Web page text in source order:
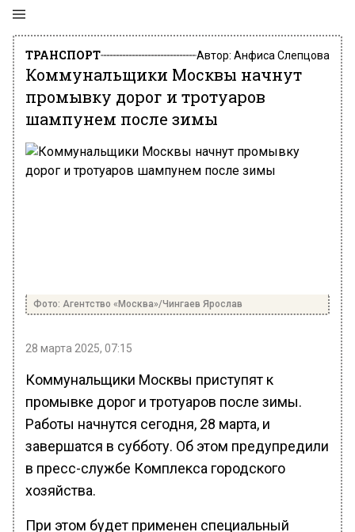
ТРАНСПОРТ Автор: Анфиса Слепцова
Коммунальщики Москвы начнут
промывку дорог и тротуаров
шампунем после зимы
Фото: Агентство «Москва»/Чингаев Ярослав
28 марта 2025, 07:15
Коммунальщики Москвы приступят к
промывке дорог и тротуаров после зимы.
Работы начнутся сегодня, 28 марта, и
завершатся в субботу. Об этом предупредили
в пресс-службе Комплекса городского
хозяйства.
При этом будет применен специальный